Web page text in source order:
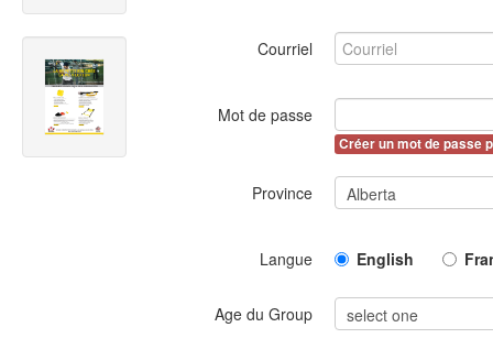
Courriel
Mot de passe
Créer un mot de passe
Province
Langue English
Age du Group